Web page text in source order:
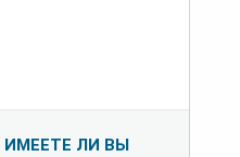
ИМЕЕТЕ ЛИ ВЫ